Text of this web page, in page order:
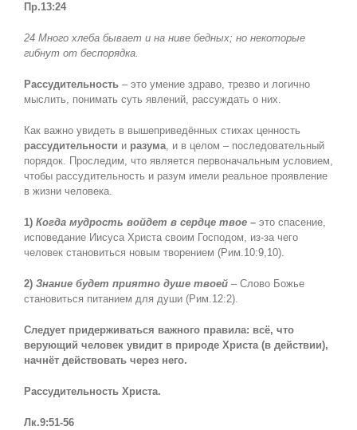
Пр.13:24
24 Много хлеба бывает и на ниве бедных; но некоторые
гибнут от беспорядка.
Рассудительность– это умение здраво, трезво и логично
мыслить, понимать суть явлений, рассуждать о них.
Как важно увидеть в вышеприведённых стихах ценность
рассудительности и разума, и в целом – последовательный
порядок. Проследим, что является первоначальным условием,
чтобы рассудительность и разум имели реальное проявление
в жизни человека.
1) Когда мудрость войдет в сердце твое – это спасение,
исповедание Иисуса Христа своим Господом, из-за чего
человек становиться новым творением (Рим.10:9,10).
2) Знание будет приятно душе твоей – Слово Божье
становиться питанием для души (Рим.12:2).
Следует придерживаться важного правила: всё, что
верующий человек увидит в природе Христа (в действии),
начнёт действовать через него.
Рассудительность Христа.
Лк.9:51-56